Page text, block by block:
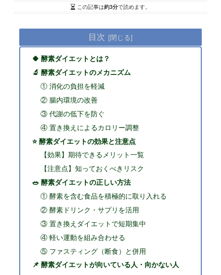
この記事は約3分で読めます。
目次
🍀 酵素ダイエットとは？
🔬 酵素ダイエットのメカニズム
① 消化の負担を軽減
② 腸内環境の改善
③ 代謝の低下を防ぐ
④ 置き換えによるカロリー調整
⭐ 酵素ダイエットの効果と注意点
【効果】期待できるメリット一覧
【注意点】知っておくべきリスク
🥗 酵素ダイエットの正しい方法
① 酵素を含む食品を積極的に取り入れる
② 酵素ドリンク・サプリを活用
③ 置き換えダイエットで短期集中
④ 軽い運動を組み合わせる
⑤ ファスティング（断食）と併用
📌 酵素ダイエットが向いている人・向かない人